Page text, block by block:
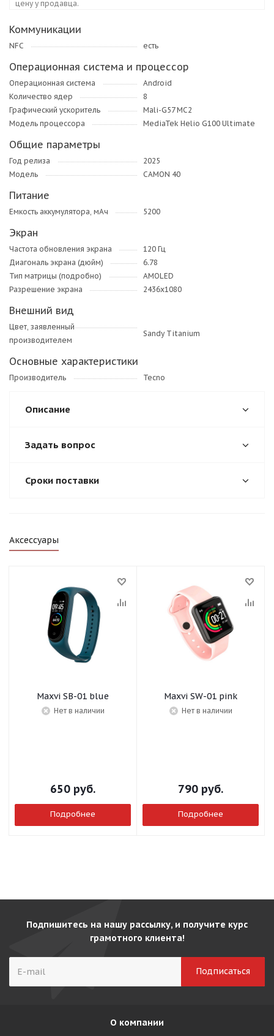
цену у продавца.
Коммуникации
NFC есть
Операционная система и процессор
Операционная система
Android
Количество ядер
8
Графический ускоритель
Mali-G57 MC2
Модель процессора
MediaTek Helio G100 Ultimate
Общие параметры
Год релиза
2025
Модель
CAMON 40
Питание
Емкость аккумулятора, мАч 5200
Экран
Частота обновления экрана
120 Гц
Диагональ экрана (дюйм)
6.78
Тип матрицы (подробно)
AMOLED
Разрешение экрана
2436x1080
Внешний вид
Цвет, заявленный
производителем
Sandy Titanium
Основные характеристики
Производитель Tecno
Описание
Задать вопрос
Сроки поставки
Аксессуары
Maxvi SB-01 blue
Нет в наличии
650 руб.
Подробнее
Maxvi SW-01 pink
Нет в наличии
790 руб.
Подробнее
Подпишитесь на нашу рассылку, и получите курс
грамотного клиента!
О компании